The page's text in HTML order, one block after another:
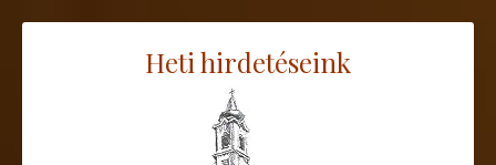
Heti hirdetéseink